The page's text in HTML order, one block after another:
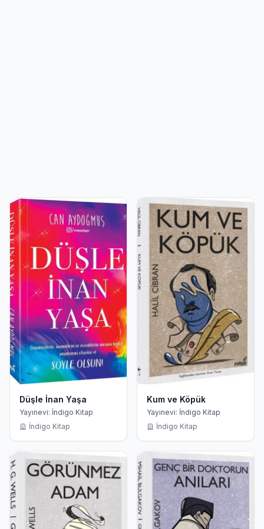
Düşle İnan Yaşa
Yayınevi: İndigo Kitap
İndigo Kitap
Kum ve Köpük
Yayınevi: İndigo Kitap
İndigo Kitap